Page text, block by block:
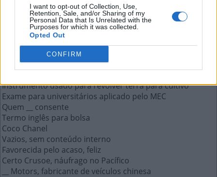
I want to opt-out of Collection, Use,
Retention, Sale, and/or Sharing of my
Personal Data that Is Unrelated with the
Purposes for which it was collected.
Opted Out
CONFIRM
Mais respostas deste quebra-cabeça:
Sigla do Programa de Aceleração do Crescimento
Obedecer, seguir uma ordem
Senhor da casa, patrão
A quem se deve dinheiro
CD-__, usado para armazenar arquivos digitais
Instrumento usado para revolver terra para cultivo
Exame para universitários aplicado pelo MEC
Quem __ consente
Termo inglês para bolsa
Coco Chanel
Vazios, sem conteúdo interno
Favorecida pelo acaso, feliz
Certo Crusoe, náufrago no Pacífico
__ Motors, fabricante de veículos chinesa